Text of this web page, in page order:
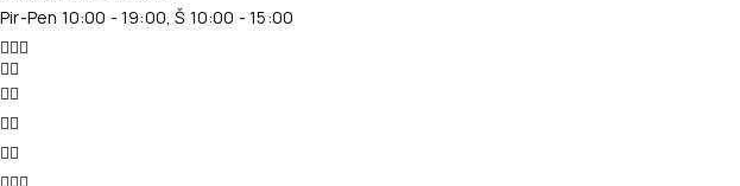
Pir-Pen 10:00 - 19:00, Š 10:00 - 15:00